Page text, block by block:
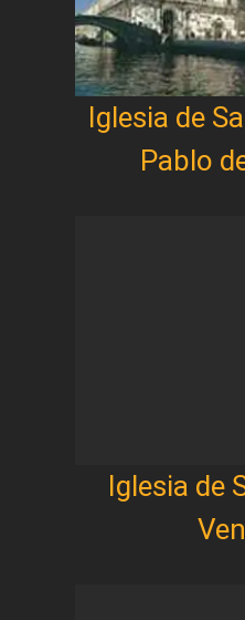
Iglesia de
Pablo
Iglesia de